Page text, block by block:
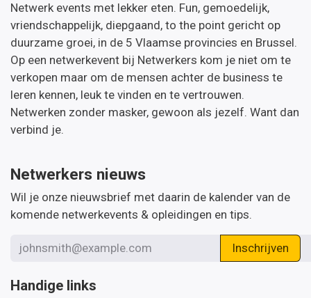
Netwerk events met lekker eten. Fun, gemoedelijk,
vriendschappelijk, diepgaand, to the point gericht op
duurzame groei, in de 5 Vlaamse provincies en Brussel.
Op een netwerkevent bij Netwerkers kom je niet om te
verkopen maar om de mensen achter de business te
leren kennen, leuk te vinden en te vertrouwen.
Netwerken zonder masker, gewoon als jezelf. Want dan
verbind je.
Netwerkers nieuws
Wil je onze nieuwsbrief met daarin de kalender van de
komende netwerkevents & opleidingen en tips.
Inschrijven
Handige links